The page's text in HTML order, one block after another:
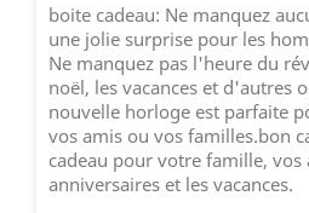
boite cadeau: Ne manquez
une jolie surprise pour les
Ne manquez pas l'heure du
noël, les vacances et d'autres
nouvelle horloge est parfaite
vos amis ou vos familles.bon
cadeau pour votre famille, vos
anniversaires et les vacances.